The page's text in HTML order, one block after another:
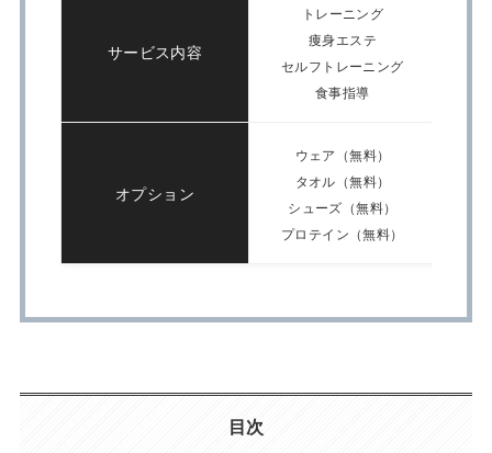
サービス内容
トレーニング
痩身エステ
セルフトレーニング
食事指導
オプション
ウェア（無料）
タオル（無料）
シューズ（無料）
プロテイン（無料）
目次